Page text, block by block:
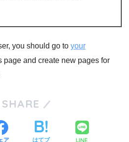
you should go to your
page and create new pages for
SHARE
ア はてブ LINE